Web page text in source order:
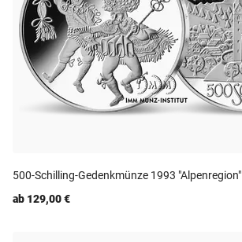
500-Schilling-Gedenkmünze 1993 "Alpenregion"
ab 129,00 €